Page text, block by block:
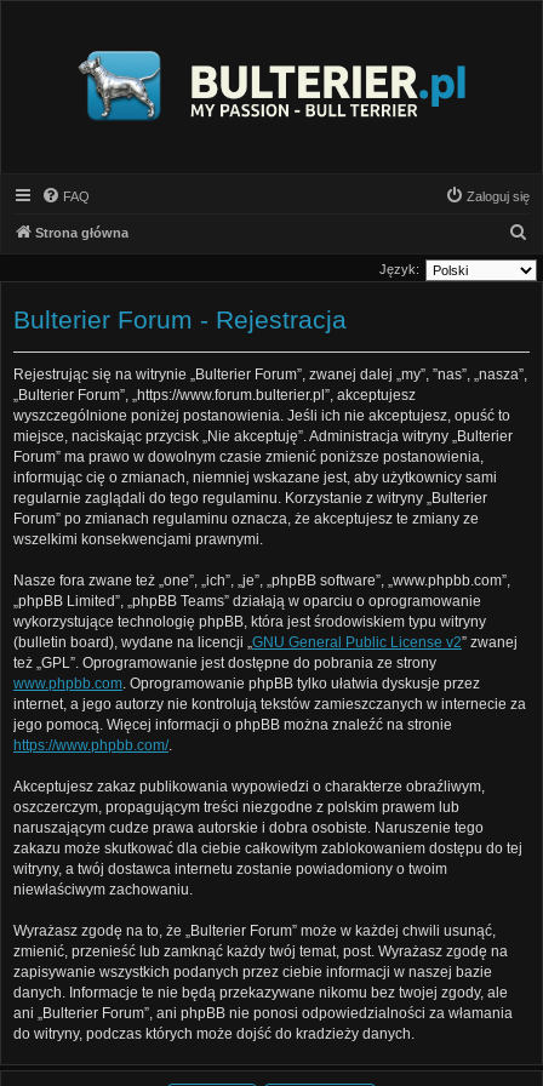
FAQ Zaloguj się
Strona główna
z
Język:
Bulterier Forum - Rejestracja
Rejestrując się na witrynie „Bulterier Forum”, zwanej dalej „my”, ”nas”, „nasza”,
„Bulterier Forum”, „https://www.forum.bulterier.pl”, akceptujesz
wyszczególnione poniżej postanowienia. Jeśli ich nie akceptujesz, opuść to
miejsce, naciskając przycisk „Nie akceptuję”. Administracja witryny „Bulterier
Forum” ma prawo w dowolnym czasie zmienić poniższe postanowienia,
informując cię o zmianach, niemniej wskazane jest, aby użytkownicy sami
regularnie zaglądali do tego regulaminu. Korzystanie z witryny „Bulterier
Forum” po zmianach regulaminu oznacza, że akceptujesz te zmiany ze
wszelkimi konsekwencjami prawnymi.
Nasze fora zwane też „one”, „ich”, „je”, „phpBB software”, „www.phpbb.com”,
„phpBB Limited”, „phpBB Teams” działają w oparciu o oprogramowanie
wykorzystujące technologię phpBB, która jest środowiskiem typu witryny
(bulletin board), wydane na licencji „GNU General Public License v2” zwanej
też „GPL”. Oprogramowanie jest dostępne do pobrania ze strony
www.phpbb.com. Oprogramowanie phpBB tylko ułatwia dyskusje przez
internet, a jego autorzy nie kontrolują tekstów zamieszczanych w internecie za
jego pomocą. Więcej informacji o phpBB można znaleźć na stronie
https://www.phpbb.com/.
Akceptujesz zakaz publikowania wypowiedzi o charakterze obraźliwym,
oszczerczym, propagującym treści niezgodne z polskim prawem lub
naruszającym cudze prawa autorskie i dobra osobiste. Naruszenie tego
zakazu może skutkować dla ciebie całkowitym zablokowaniem dostępu do tej
witryny, a twój dostawca internetu zostanie powiadomiony o twoim
niewłaściwym zachowaniu.
Wyrażasz zgodę na to, że „Bulterier Forum” może w każdej chwili usunąć,
zmienić, przenieść lub zamknąć każdy twój temat, post. Wyrażasz zgodę na
zapisywanie wszystkich podanych przez ciebie informacji w naszej bazie
danych. Informacje te nie będą przekazywane nikomu bez twojej zgody, ale
ani „Bulterier Forum”, ani phpBB nie ponosi odpowiedzialności za włamania
do witryny, podczas których może dojść do kradzieży danych.